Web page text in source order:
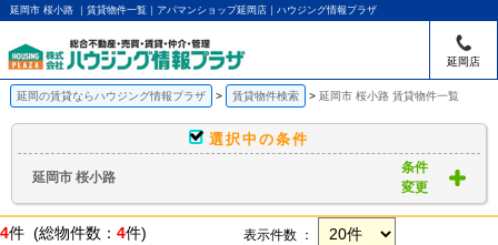
延岡市 桜小路 ｜賃貸物件一覧｜アパマンショップ延岡店｜ハウジング情報プラザ
延岡店
延岡の賃貸ならハウジング情報プラザ 賃貸物件検索 延岡市 桜小路 賃貸物件一覧
選択中の条件
延岡市 桜小路
条件
変更
4件 (総物件数： 4件) 表示件数 ：